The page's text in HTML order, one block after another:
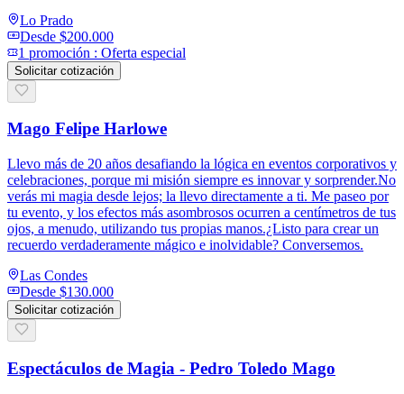
Lo Prado
Desde $200.000
1 promoción : Oferta especial
Solicitar cotización
Mago Felipe Harlowe
Llevo más de 20 años desafiando la lógica en eventos corporativos y
celebraciones, porque mi misión siempre es innovar y sorprender.No
verás mi magia desde lejos; la llevo directamente a ti. Me paseo por
tu evento, y los efectos más asombrosos ocurren a centímetros de tus
ojos, a menudo, utilizando tus propias manos.¿Listo para crear un
recuerdo verdaderamente mágico e inolvidable? Conversemos.
Las Condes
Desde $130.000
Solicitar cotización
Espectáculos de Magia - Pedro Toledo Mago